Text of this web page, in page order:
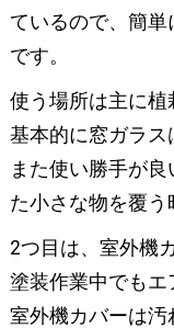
ているので、簡単
です。
使う場所は主に植
基本的に窓ガラス
また使い勝手が
た小さな物を覆う
2つ目は、室外機
塗装作業中でもエ
室外機カバーは汚